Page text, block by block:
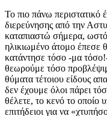
Το πιο πάνω περιστατικό
διερεύνησης από την
καταπιαστώ σήμερα,
ηλικιωμένο άτομο έπεσε
κατάντησε τόσο -μα
θεωρούμε τόσο
θύματα τέτοιου είδους
δεν έχουμε όλοι πάρει
θέλετε, το κενό το οποίο
επιτήδειοι για να